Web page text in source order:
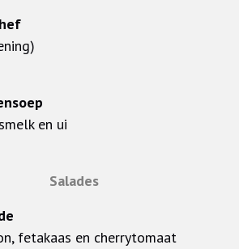
en ui
Salades
fetakaas en cherrytomaat